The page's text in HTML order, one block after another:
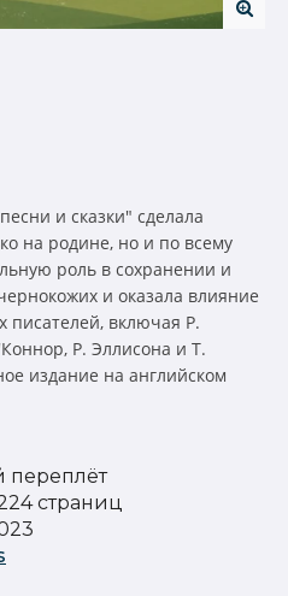
и сказки" сделала
на родине, но и по всему
роль в сохранении и
и оказала влияние
писателей, включая Р.
Р. Эллисона и Т.
издание на английском
переплёт
страниц